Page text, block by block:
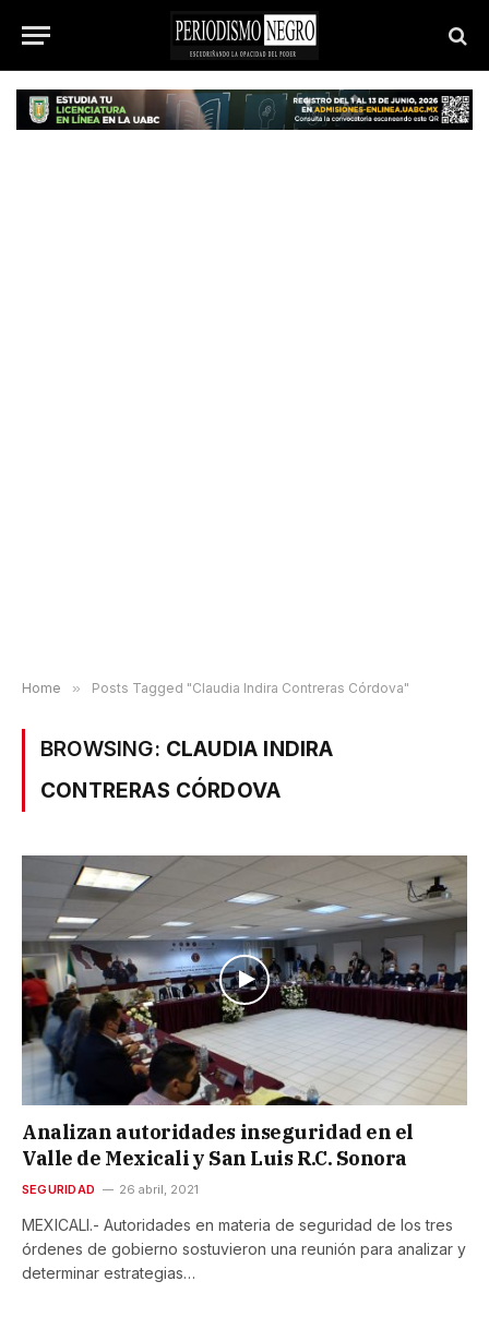
Home » Posts Tagged "Claudia Indira Contreras Córdova"
BROWSING: CLAUDIA INDIRA
CONTRERAS CÓRDOVA
Analizan autoridades inseguridad en el
Valle de Mexicali y San Luis R.C. Sonora
SEGURIDAD 26 abril, 2021
MEXICALI.- Autoridades en materia de seguridad de los tres
órdenes de gobierno sostuvieron una reunión para analizar y
determinar estrategias…